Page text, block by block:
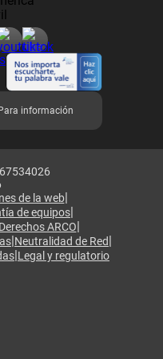
Para información
de la web|
de equipos|
Derechos ARCO|
|Neutralidad de Red|
|Legal y regulatorio